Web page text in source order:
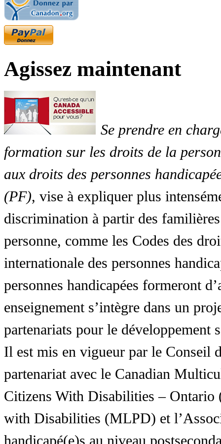
Agissez maintenant
Se prendre en
formation sur les droits de la
aux droits des personnes
(PF), vise à expliquer plus
discrimination à partir des
personne, comme les Codes des
internationale des personnes
personnes handicapées formeront
enseignement s’intègre dans un
partenariats pour le développement
Il est mis en vigueur par le Conseil
partenariat avec le Canadian
Citizens With Disabilities – Ontario
with Disabilities (MLPD) et
handicapé(e)s au niveau